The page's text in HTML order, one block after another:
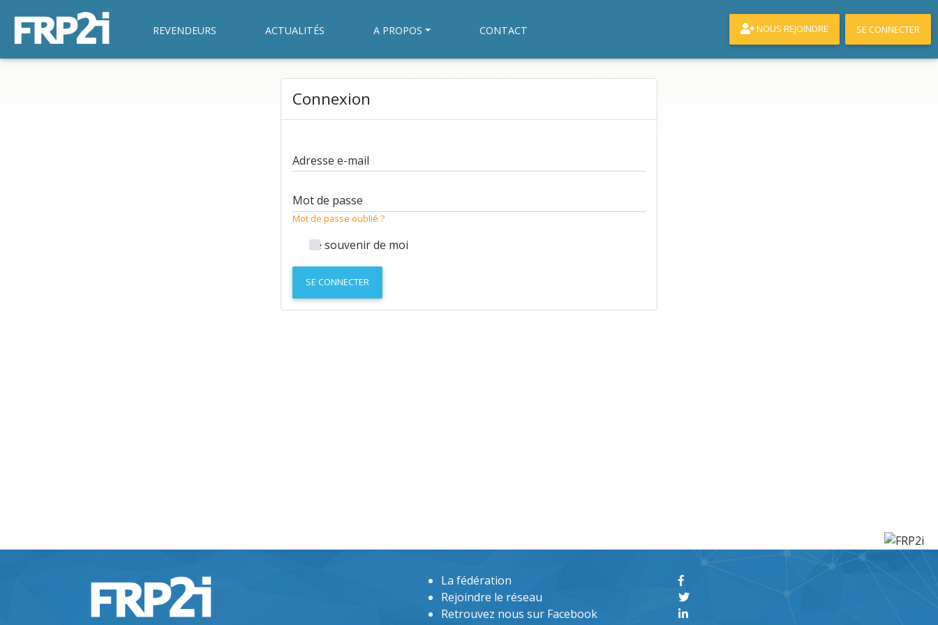
REVENDEURS ACTUALITÉS A PROPOS CONTACT NOUS REJOINDRE SE CONNECTER
Connexion
Adresse e-mail
Mot de passe
Mot de passe oublié ?
Se souvenir de moi
SE CONNECTER
La fédération
Rejoindre le réseau
Retrouvez nous sur Facebook